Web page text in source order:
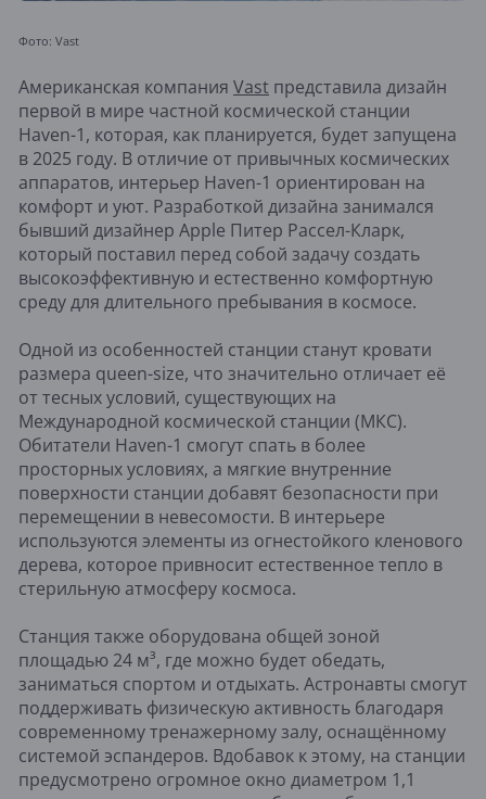
Фото: Vast
Американская компания Vast представила дизайн
первой в мире частной космической станции
Haven-1, которая, как планируется, будет запущена
в 2025 году. В отличие от привычных космических
аппаратов, интерьер Haven-1 ориентирован на
комфорт и уют. Разработкой дизайна занимался
бывший дизайнер Apple Питер Рассел-Кларк,
который поставил перед собой задачу создать
высокоэффективную и естественно комфортную
среду для длительного пребывания в космосе.
Одной из особенностей станции станут кровати
размера queen-size, что значительно отличает её
от тесных условий, существующих на
Международной космической станции (МКС).
Обитатели Haven-1 смогут спать в более
просторных условиях, а мягкие внутренние
поверхности станции добавят безопасности при
перемещении в невесомости. В интерьере
используются элементы из огнестойкого кленового
дерева, которое привносит естественное тепло в
стерильную атмосферу космоса.
Станция также оборудована общей зоной
площадью 24 м³, где можно будет обедать,
заниматься спортом и отдыхать. Астронавты смогут
поддерживать физическую активность благодаря
современному тренажерному залу, оснащённому
системой эспандеров. Вдобавок к этому, на станции
предусмотрено огромное окно диаметром 1,1